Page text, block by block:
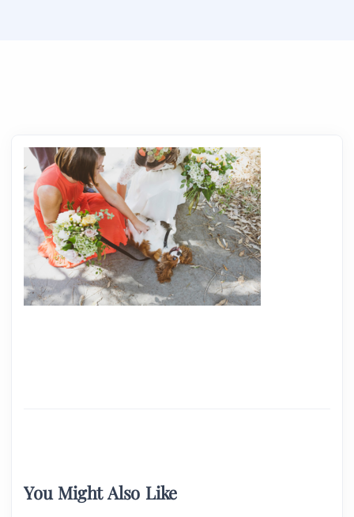
You Might Also Like